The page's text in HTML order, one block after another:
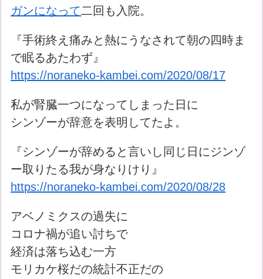
ガンになって二回も入院。
『手術終え痛みと熱にうなされて朝の四時ま
で眠るあたわず』
https://noraneko-kambei.com/2020/08/17
私が腎臓一つになってしまった日に
シンゾーが辞意を表明してたよ。
『シンゾーが辞めると言いし同じ日にジンゾ
ー取りたる我が身なりけり』
https://noraneko-kambei.com/2020/08/28
アベノミクスの過失に
コロナ禍が追い討ちで
経済は落ち込む一方
モリカケ桜だの統計不正だの